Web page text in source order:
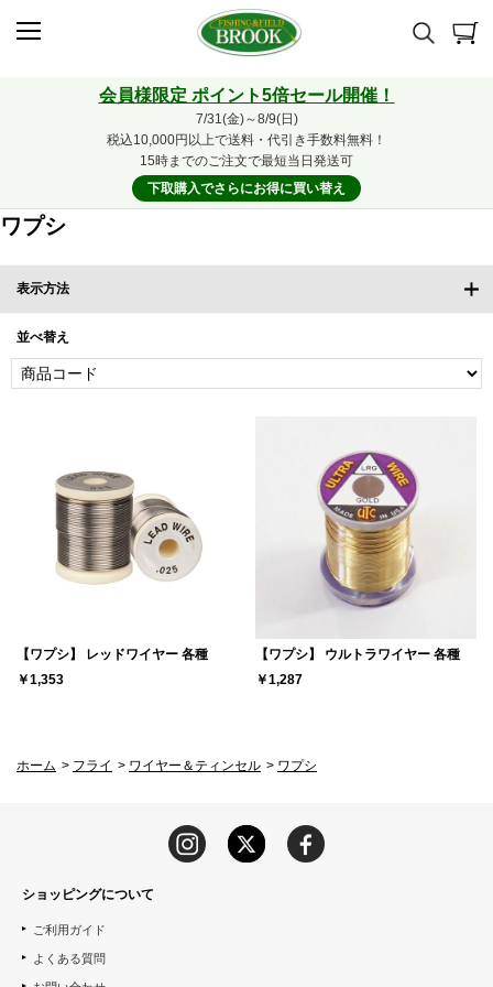
会員様限定 ポイント5倍セール開催！
7/31(金)～8/9(日)
税込10,000円以上で送料・代引き手数料無料！
15時までのご注文で最短当日発送可
下取購入でさらにお得に買い替え
ワプシ
表示方法
並べ替え
【ワプシ】 レッドワイヤー 各種
￥1,353
【ワプシ】 ウルトラワイヤー 各種
￥1,287
ホーム > フライ > ワイヤー＆ティンセル > ワプシ
ショッピングについて
ご利用ガイド
よくある質問